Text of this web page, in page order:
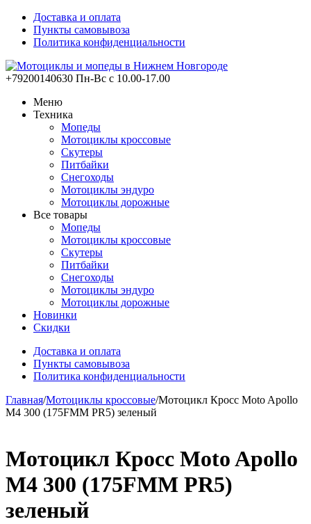
Доставка и оплата
Пункты самовывоза
Политика конфиденциальности
+79200140630 Пн-Вс с 10.00-17.00
Меню
Техника
Мопеды
Мотоциклы кроссовые
Скутеры
Питбайки
Снегоходы
Мотоциклы эндуро
Мотоциклы дорожные
Все товары
Мопеды
Мотоциклы кроссовые
Скутеры
Питбайки
Снегоходы
Мотоциклы эндуро
Мотоциклы дорожные
Новинки
Скидки
Доставка и оплата
Пункты самовывоза
Политика конфиденциальности
Главная/Мотоциклы кроссовые/Мотоцикл Кросс Moto Apollo
M4 300 (175FMM PR5) зеленый
Мотоцикл Кросс Moto Apollo
M4 300 (175FMM PR5)
зеленый